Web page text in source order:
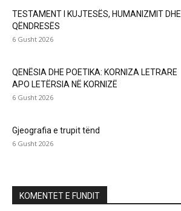
TESTAMENT I KUJTESËS, HUMANIZMIT DHE
QËNDRESËS
6 Gusht 2026
QENËSIA DHE POETIKA: KORNIZA LETRARE
APO LETËRSIA NË KORNIZË
6 Gusht 2026
Gjeografia e trupit tënd
6 Gusht 2026
KOMENTET E FUNDIT